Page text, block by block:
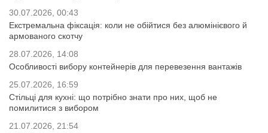
30.07.2026, 00:43
Екстремальна фіксація: коли не обійтися без алюмінієвого й
армованого скотчу
28.07.2026, 14:08
Особливості вибору контейнерів для перевезення вантажів
25.07.2026, 16:59
Стільці для кухні: що потрібно знати про них, щоб не
помилитися з вибором
21.07.2026, 21:54